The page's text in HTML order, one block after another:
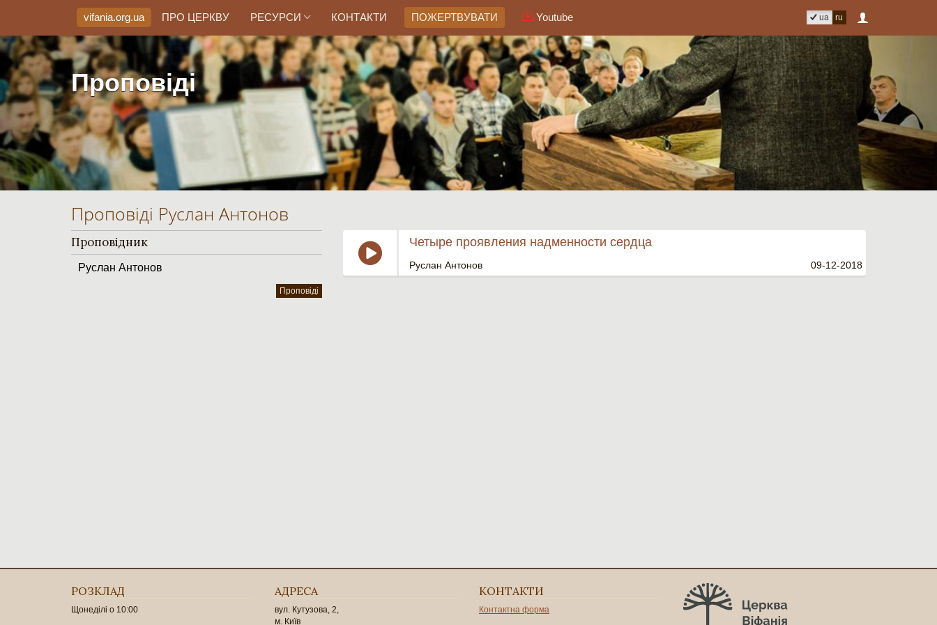
vifania.org.ua ПРО ЦЕРКВУ РЕСУРСИ КОНТАКТИ ПОЖЕРТВУВАТИ Youtube ua ru
Проповіді
Проповіді Руслан Антонов
Проповідник
Руслан Антонов
Проповіді
Четыре проявления надменности сердца
Руслан Антонов 09-12-2018
РОЗКЛАД
Щонеділі о 10:00
АДРЕСА
вул. Кутузова, 2,
м. Київ
КОНТАКТИ
Контактна форма